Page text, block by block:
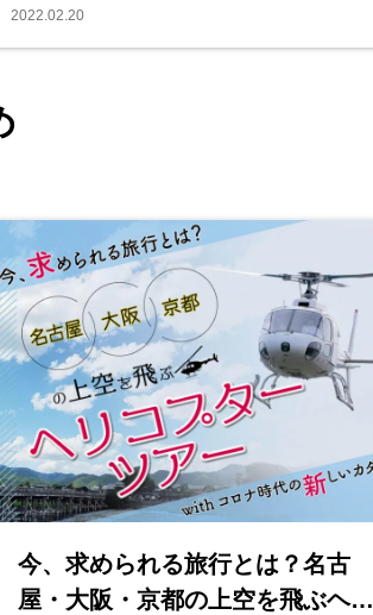
2022.02.20
今、求められる旅行とは？名古
屋・大阪・京都の上空を飛ぶヘ…